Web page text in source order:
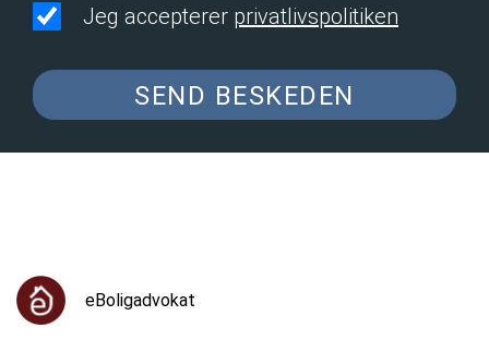
Jeg accepterer privatlivspolitiken
SEND BESKEDEN
eBoligadvokat